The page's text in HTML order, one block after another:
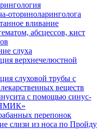
оториноларинголога
вливание
абсцессов, кист
слуха
верхнечелюстной
слуховой трубы с
веществ
с помощью синус-
перепонок
слизи из носа по Пройду